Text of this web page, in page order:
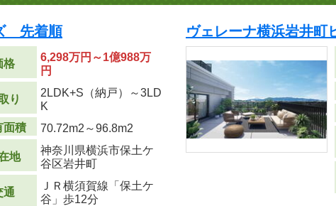
先着順
格
6,298万円～1億988万
円
り
2LDK+S（納戸）～3LD
K
面積
70.72m2 ～96.8m2
地
神奈川県横浜市保土ケ
谷区岩井町
通
ＪＲ横須賀線「保土ケ
谷」歩12分
ヴェレーナ横浜岩井